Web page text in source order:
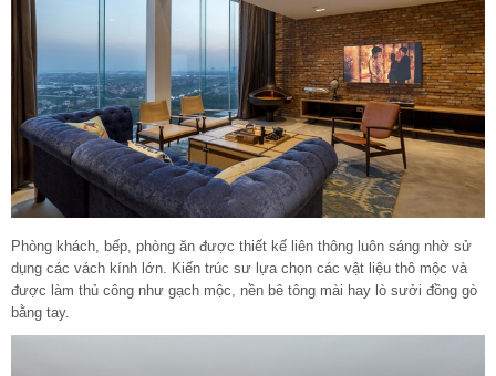
Phòng khách, bếp, phòng ăn được thiết kế liên thông luôn sáng nhờ sử
dụng các vách kính lớn. Kiến trúc sư lựa chọn các vật liệu thô mộc và
được làm thủ công như gạch mộc, nền bê tông mài hay lò sưởi đồng gò
bằng tay.